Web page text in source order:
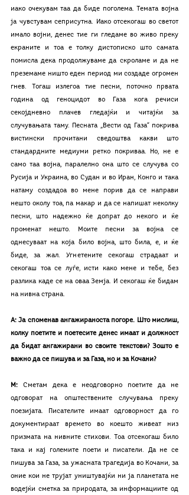
иако очекувам таа да биде поголема. Темата војна
ја чувстувам сеприсутна. Иако отсекогаш во светот
имало војни, денес тие ги гледаме во живо преку
екраните и тоа е толку дистописко што самата
помисла дека продолжуваме да скроламе и да не
преземаме ништо еден период ми создаде огромен
гнев. Тогаш излегоа тие песни, поточно првата
година од геноцидот во Газа кога речиси
секојдневно плачев гледајќи и читајќи за
случувањата таму. Песната „Вести од Газа“ покрива
вистински прочитани сведоштва какви што
стандардните медиуми ретко покриваа. Но, не е
само таа војна, паралелно она што се случува со
Русија и Украина, во Судан и во Иран, Конго и така
натаму создадоа во мене порив да се направи
нешто околу тоа, па макар и да се напишат неколку
песни, што надежно ќе допрат до некого и ќе
променат нешто. Моите песни за војна се
однесуваат на која било војна, што била, е, и ќе
биде, за жал. Угнетените секогаш страдаат и
секогаш тоа се луѓе, исти како мене и тебе, без
разлика каде се на оваа Земја. И секогаш ќе бидам
на нивна страна.
А: Ја споменав ангажираноста погоре. Што мислиш,
колку поетите и поетесите денес имаат и должност
да бидат ангажирани во своите текстови? Зошто е
важно да се пишува и за Газа, но и за Кочани?
М: Сметам дека е неодговорно поетите да не
одговорат на општествените случувања преку
поезијата. Писателите имаат одговорност да го
документираат времето во коешто живеат низ
призмата на нивните стихови. Тоа отсекогаш било
така и кај големите поети и писатели. Да не се
пишува за Газа, за ужасната трагедија во Кочани, за
оние кои не трујат уништувајќи ни ја планетата не
водејќи сметка за природата, за информациите од